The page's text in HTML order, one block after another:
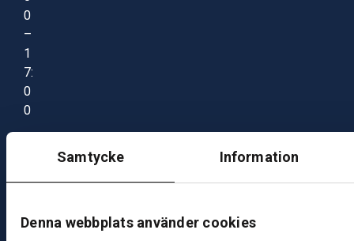
Samtycke Information
Denna webbplats använder cookies
0
–
1
7:
0
0
ut
S